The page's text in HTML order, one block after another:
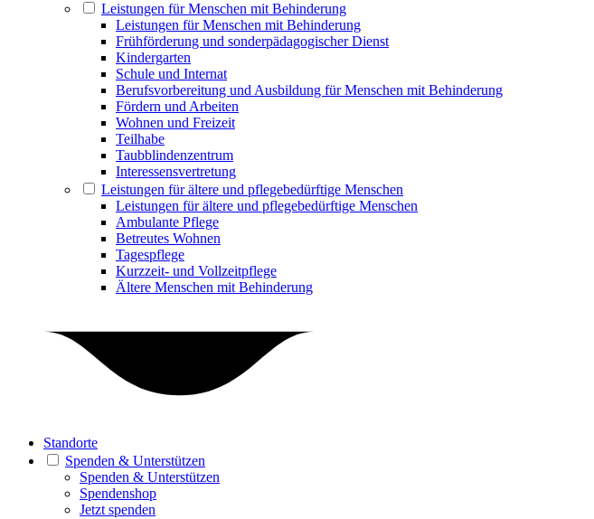
Leistungen für Menschen mit Behinderung
Leistungen für Menschen mit Behinderung
Frühförderung und sonderpädagogischer Dienst
Kindergarten
Schule und Internat
Berufsvorbereitung und Ausbildung für Menschen mit Behinderung
Fördern und Arbeiten
Wohnen und Freizeit
Teilhabe
Taubblindenzentrum
Interessensvertretung
Leistungen für ältere und pflegebedürftige Menschen
Leistungen für ältere und pflegebedürftige Menschen
Ambulante Pflege
Betreutes Wohnen
Tagespflege
Kurzzeit- und Vollzeitpflege
Ältere Menschen mit Behinderung
Standorte
Spenden & Unterstützen
Spenden & Unterstützen
Spendenshop
Jetzt spenden